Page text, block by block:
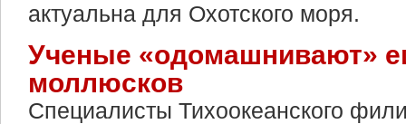
актуальна для Охотского моря.
Ученые «одомашнивают»
моллюсков
Специалисты Тихоокеанского